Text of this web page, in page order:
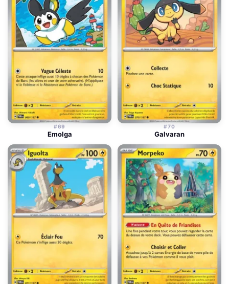
#69
Emolga
#70
Galvaran